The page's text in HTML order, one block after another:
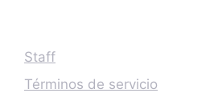
Staff
Términos de servicio